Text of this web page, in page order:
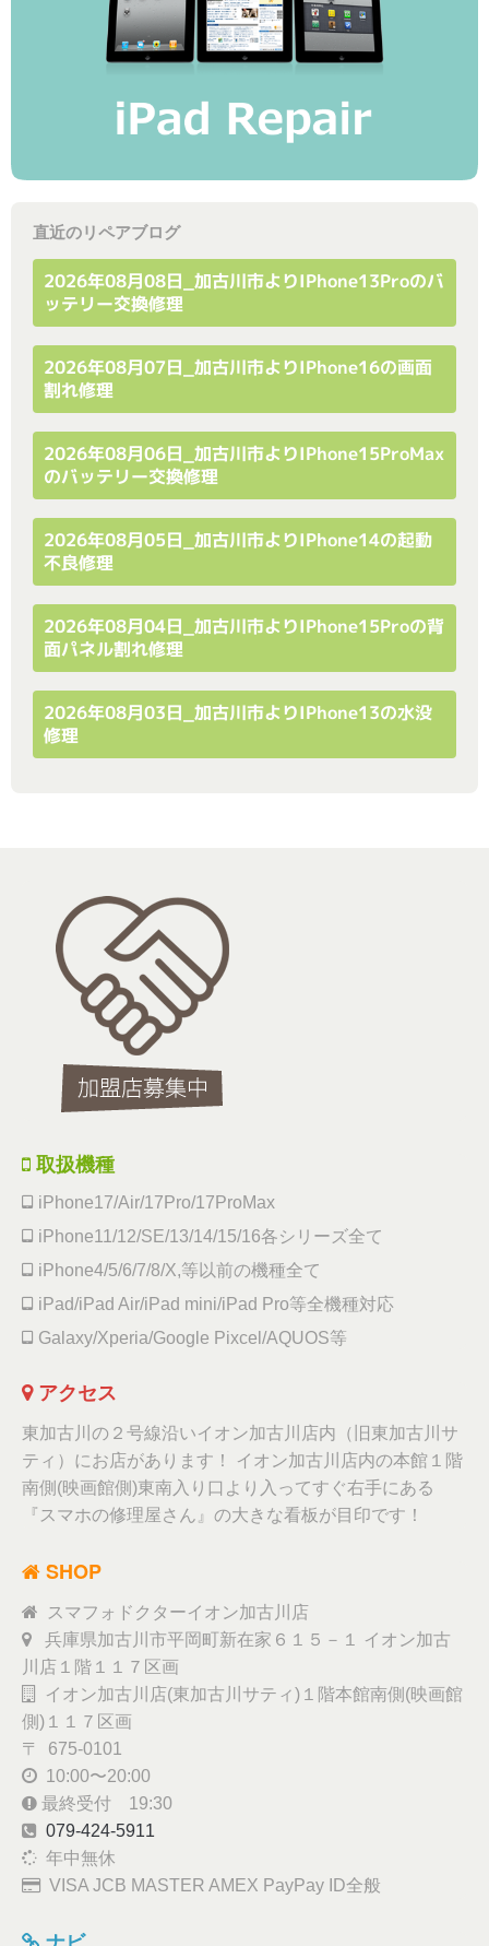
直近のリペアブログ
2026年08月08日_加古川市よりiPhone13Proのバ
ッテリー交換修理
2026年08月07日_加古川市よりiPhone16の画面
割れ修理
2026年08月06日_加古川市よりiPhone15ProMax
のバッテリー交換修理
2026年08月05日_加古川市よりiPhone14の起動
不良修理
2026年08月04日_加古川市よりiPhone15Proの背
面パネル割れ修理
2026年08月03日_加古川市よりiPhone13の水没
修理
取扱機種
iPhone17/Air/17Pro/17ProMax
iPhone11/12/SE/13/14/15/16各シリーズ全て
iPhone4/5/6/7/8/X,等以前の機種全て
iPad/iPad Air/iPad mini/iPad Pro等全機種対応
Galaxy/Xperia/Google Pixcel/AQUOS等
アクセス
東加古川の２号線沿いイオン加古川店内（旧東加古川サ
ティ）にお店があります！ イオン加古川店内の本館１階
南側(映画館側)東南入り口より入ってすぐ右手にある
『スマホの修理屋さん』の大きな看板が目印です！
SHOP
スマフォドクターイオン加古川店
兵庫県加古川市平岡町新在家６１５－１ イオン加古
川店１階１１７区画
イオン加古川店(東加古川サティ)１階本館南側(映画館
側)１１７区画
〒 675-0101
10:00〜20:00
最終受付 19:30
079-424-5911
年中無休
VISA JCB MASTER AMEX PayPay ID全般